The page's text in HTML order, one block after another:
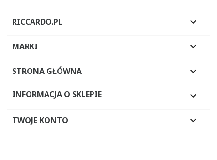
RICCARDO.PL 
MARKI 
STRONA GŁÓWNA 
INFORMACJA O SKLEPIE 
TWOJE KONTO 